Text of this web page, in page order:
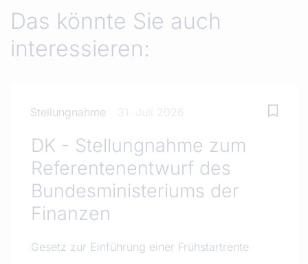
Das könnte Sie auch
interessieren:
Stellungnahme 31. Juli 2026
DK - Stellungnahme zum
Referentenentwurf des
Bundesministeriums der
Finanzen
Gesetz zur Einführung einer Frühstartrente